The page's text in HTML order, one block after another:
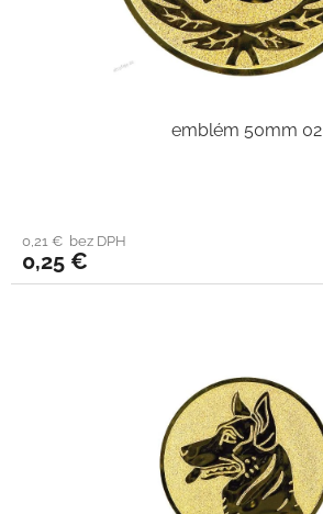
emblém 50mm 02
0,21 € bez DPH
0,25 €